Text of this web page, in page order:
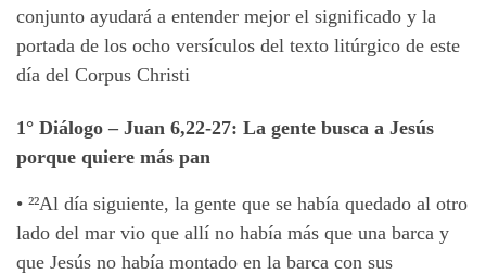
conjunto ayudará a entender mejor el significado y la
portada de los ocho versículos del texto litúrgico de este
día del Corpus Christi
1° Diálogo– Juan 6,22-27: La gente busca a Jesús
porque quiere más pan
• ²²Al día siguiente, la gente que se había quedado al otro
lado del mar vio que allí no había más que una barca y
que Jesús no había montado en la barca con sus